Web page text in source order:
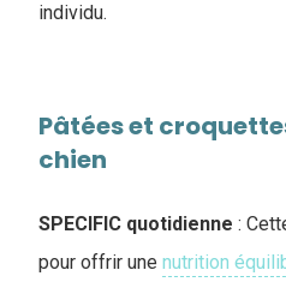
individu.
Pâtées et
chien
SPECIFIC quotidienne :
pour offrir une nutrition